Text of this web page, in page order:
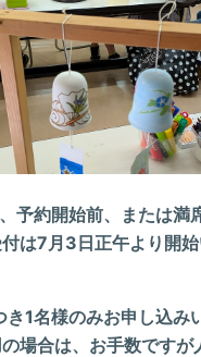
予約開始前、または満
は7月3日正午より開始
1名様のみお申し込み
場合は、お手数ですが